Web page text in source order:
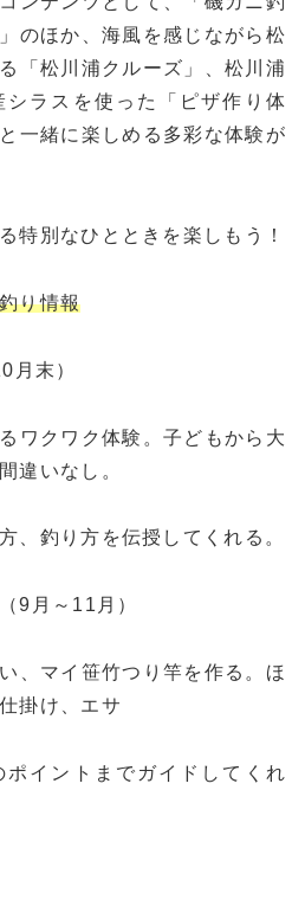
のほか、海風を感じながら松
「松川浦クルーズ」、松川浦
シラスを使った「ピザ作り体
一緒に楽しめる多彩な体験が
特別なひとときを楽しもう！
り情報
月末）
ワクワク体験。子どもから大
違いなし。
、釣り方を伝授してくれる。
9月～11月）
、マイ笹竹つり竿を作る。ほ
掛け、エサ
イントまでガイドしてくれ